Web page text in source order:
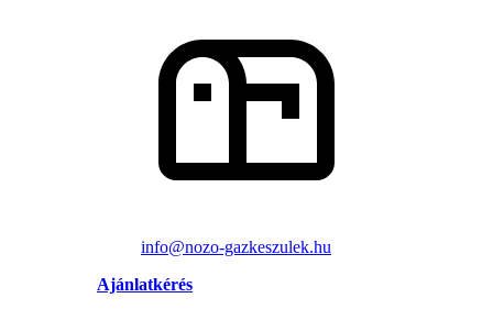
info@nozo-gazkeszulek.hu
Ajánlatkérés